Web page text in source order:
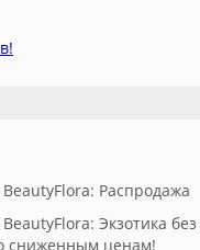
BeautyFlora: Распродажа
BeautyFlora: Экзотика
сниженным ценам!